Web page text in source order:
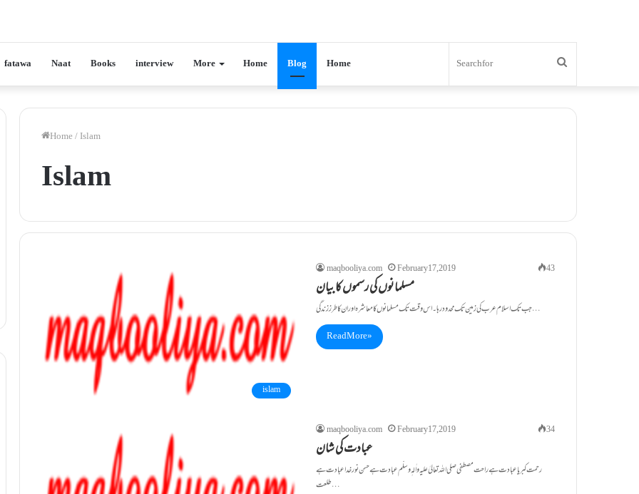
fatawa Naat Books interview More Home Blog Home
for
Home/Islam
Islam
islam
maqbooliya.com February 17, 2019 43
مسلمانوں کی رسموں کا بیان
جب تک اسلام عرب کی زمین تک محدود رہا۔ اس وقت تک مسلمانوں کا معاشرہ اور ان کا طرز زندگی…
Read More »
maqbooliya.com February 17, 2019 34
عبادت کی شان
رحمت کبریا عبادت ہے راحت مصطفی صلی اللہ تعالیٰ علیہ واٰلہٖ وسلّم عبادت ہے حسن نور خدا عبادت ہے
طلعت…